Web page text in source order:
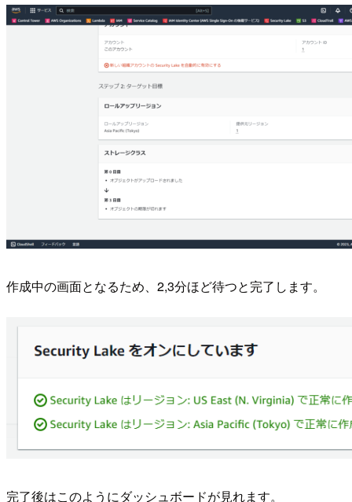
作成中の画面となるため、2,3分ほど待つと完了します。
完了後はこのようにダッシュボードが見れます。